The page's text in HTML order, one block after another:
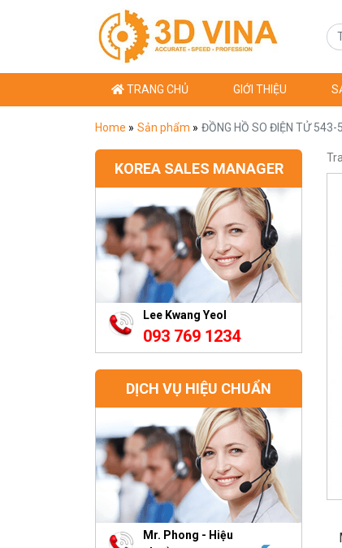
TRANG CHỦ GIỚI THIỆU
Home » Sản phẩm » ĐỒNG HỒ SO ĐIỆN TỬ
KOREA SALES MANAGER
Lee Kwang Yeol
093 769 1234
DỊCH VỤ HIỆU CHUẨN
Mr. Phong - Hiệu